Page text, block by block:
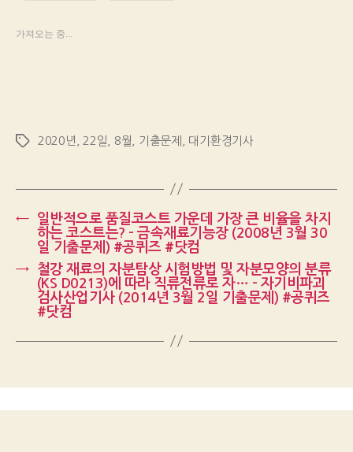
가져오는 중...
Tags 2020년 22일 8월 기출문제 대기환경기사
←
일반적으로 품질코스트 가운데 가장 큰 비율을 차지
하는 코스트는? – 금속재료기능장 (2008년 3월 30
일 기출문제) #공퀴즈 #닷컴
→
철강 재료의 자분탐상 시험방법 및 자분모양의 분류
(KS D0213)에 따라 직류전류로 자… – 자기비파괴
검사산업기사 (2014년 3월 2일 기출문제) #공퀴즈
#닷컴